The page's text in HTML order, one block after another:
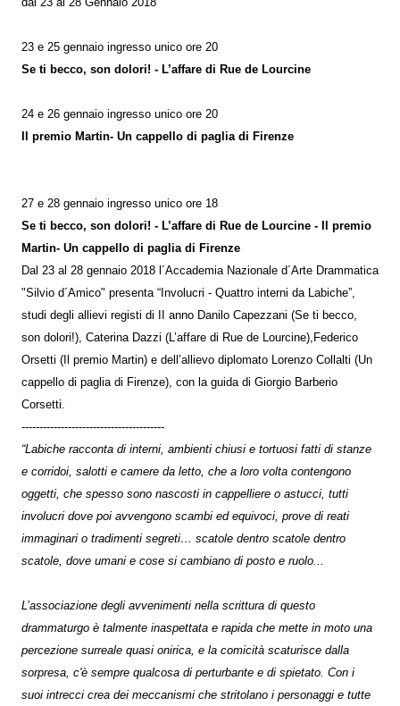
dal 23 al 28 Gennaio 2018
23 e 25 gennaio ingresso unico ore 20
Se ti becco, son dolori! - L’affare di Rue de Lourcine
24 e 26 gennaio ingresso unico ore 20
Il premio Martin- Un cappello di paglia di Firenze
27 e 28 gennaio ingresso unico ore 18
Se ti becco, son dolori! - L’affare di Rue de Lourcine - Il premio
Martin- Un cappello di paglia di Firenze
Dal 23 al 28 gennaio 2018 l´Accademia Nazionale d´Arte Drammatica
"Silvio d´Amico" presenta “Involucri - Quattro interni da Labiche”,
studi degli allievi registi di II anno Danilo Capezzani (Se ti becco,
son dolori!), Caterina Dazzi (L’affare di Rue de Lourcine),Federico
Orsetti (Il premio Martin) e dell’allievo diplomato Lorenzo Collalti (Un
cappello di paglia di Firenze), con la guida di Giorgio Barberio
Corsetti.
----------------------------------------
“Labiche racconta di interni, ambienti chiusi e tortuosi fatti di stanze
e corridoi, salotti e camere da letto, che a loro volta contengono
oggetti, che spesso sono nascosti in cappelliere o astucci, tutti
involucri dove poi avvengono scambi ed equivoci, prove di reati
immaginari o tradimenti segreti… scatole dentro scatole dentro
scatole, dove umani e cose si cambiano di posto e ruolo...
L’associazione degli avvenimenti nella scrittura di questo
drammaturgo è talmente inaspettata e rapida che mette in moto una
percezione surreale quasi onirica, e la comicità scaturisce dalla
sorpresa, c'è sempre qualcosa di perturbante e di spietato. Con i
suoi intrecci crea dei meccanismi che stritolano i personaggi e tutte